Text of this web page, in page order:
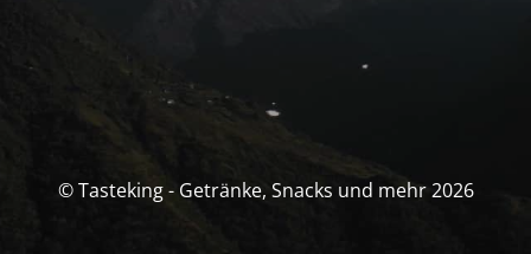
© Tasteking - Getränke, Snacks und mehr 2026